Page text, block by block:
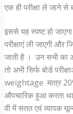
एक ही परीक्षा ले जाने से
इससे यह स्पष्ट हो
परीक्षाएं ली जाएगी और
जाती है । उन सभी का
तो अभी सिर्फ बोर्ड
weightage मात्र
औपचारिक हुआ करता
वी में सतत एवं व्यापक